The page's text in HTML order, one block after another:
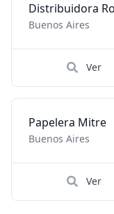
Buenos Aires
Ver
Papelera Mitre
Buenos Aires
Ver